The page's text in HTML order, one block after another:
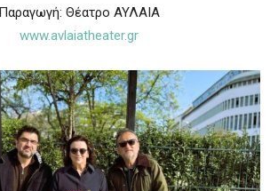
Παραγωγή: Θέατρο ΑΥΛΑΙΑ
www.avlaiatheater.gr